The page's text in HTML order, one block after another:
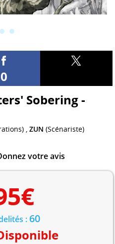
0
Sobering -
,ZUN (Scénariste)
votre avis
€
: 60